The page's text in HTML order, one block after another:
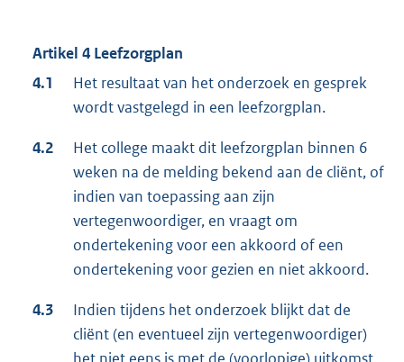
Artikel 4 Leefzorgplan
4.1
Het resultaat van het onderzoek en gesprek
wordt vastgelegd in een leefzorgplan.
4.2
Het college maakt dit leefzorgplan binnen 6
weken na de melding bekend aan de cliënt, of
indien van toepassing aan zijn
vertegenwoordiger, en vraagt om
ondertekening voor een akkoord of een
ondertekening voor gezien en niet akkoord.
4.3
Indien tijdens het onderzoek blijkt dat de
cliënt (en eventueel zijn vertegenwoordiger)